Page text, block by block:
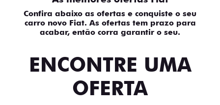
Confira abaixo as ofertas e conquiste o seu
carro novo Fiat. As ofertas tem prazo para
acabar, então corra garantir o seu.
ENCONTRE UMA
OFERTA